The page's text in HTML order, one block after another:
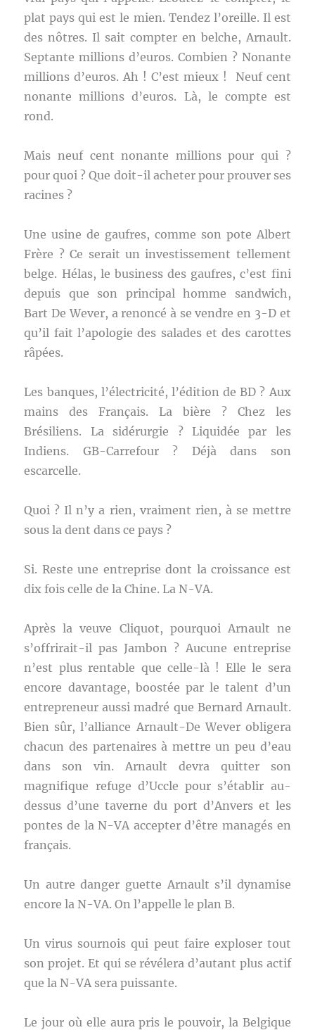
plat pays qui est le mien. Tendez l’oreille. Il est
des nôtres. Il sait compter en belche, Arnault.
Septante millions d’euros. Combien ? Nonante
millions d’euros. Ah ! C’est mieux ! Neuf cent
nonante millions d’euros. Là, le compte est
rond.
Mais neuf cent nonante millions pour qui ?
pour quoi ? Que doit-il acheter pour prouver ses
racines ?
Une usine de gaufres, comme son pote Albert
Frère ? Ce serait un investissement tellement
belge. Hélas, le business des gaufres, c’est fini
depuis que son principal homme sandwich,
Bart De Wever, a renoncé à se vendre en 3-D et
qu’il fait l’apologie des salades et des carottes
râpées.
Les banques, l’électricité, l’édition de BD ? Aux
mains des Français. La bière ? Chez les
Brésiliens. La sidérurgie ? Liquidée par les
Indiens. GB-Carrefour ? Déjà dans son
escarcelle.
Quoi ? Il n’y a rien, vraiment rien, à se mettre
sous la dent dans ce pays ?
Si. Reste une entreprise dont la croissance est
dix fois celle de la Chine. La N-VA.
Après la veuve Cliquot, pourquoi Arnault ne
s’offrirait-il pas Jambon ? Aucune entreprise
n’est plus rentable que celle-là ! Elle le sera
encore davantage, boostée par le talent d’un
entrepreneur aussi madré que Bernard Arnault.
Bien sûr, l’alliance Arnault-De Wever obligera
chacun des partenaires à mettre un peu d’eau
dans son vin. Arnault devra quitter son
magnifique refuge d’Uccle pour s’établir au-
dessus d’une taverne du port d’Anvers et les
pontes de la N-VA accepter d’être managés en
français.
Un autre danger guette Arnault s’il dynamise
encore la N-VA. On l’appelle le plan B.
Un virus sournois qui peut faire exploser tout
son projet. Et qui se révélera d’autant plus actif
que la N-VA sera puissante.
Le jour où elle aura pris le pouvoir, la Belgique